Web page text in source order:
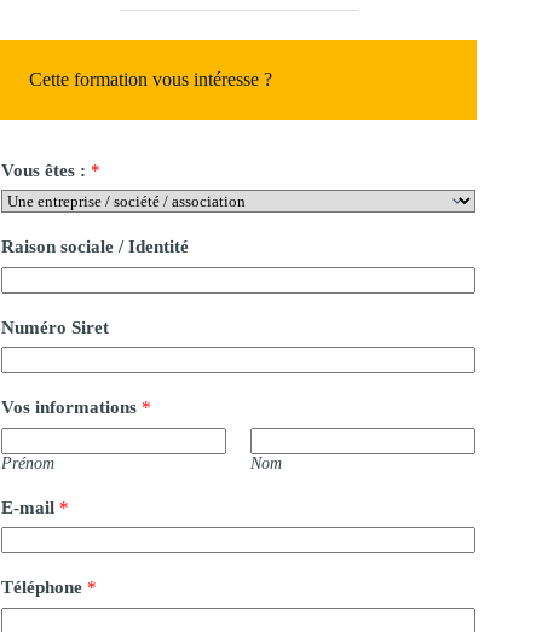
Cette formation vous intéresse ?
Vous êtes : *
Raison sociale / Identité
Numéro Siret
Vos informations *
Prénom Nom
E-mail *
Téléphone *